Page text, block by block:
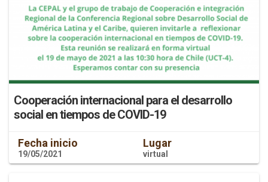
Cooperación internacional para el desarrollo
social en tiempos de COVID-19
Fecha inicio
19/05/2021
Lugar
virtual